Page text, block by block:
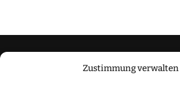
Zustimmung verwalten